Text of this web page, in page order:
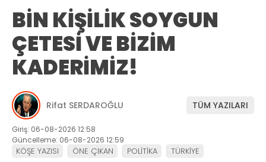
BİN KİŞİLİK SOYGUN
ÇETESİ VE BİZİM
KADERİMİZ!
Rifat SERDAROĞLU TÜM YAZILARI
Giriş: 06-08-2026 12:58
Güncelleme: 06-08-2026 12:59
KÖŞE YAZISI ÖNE ÇIKAN POLİTİKA TÜRKİYE